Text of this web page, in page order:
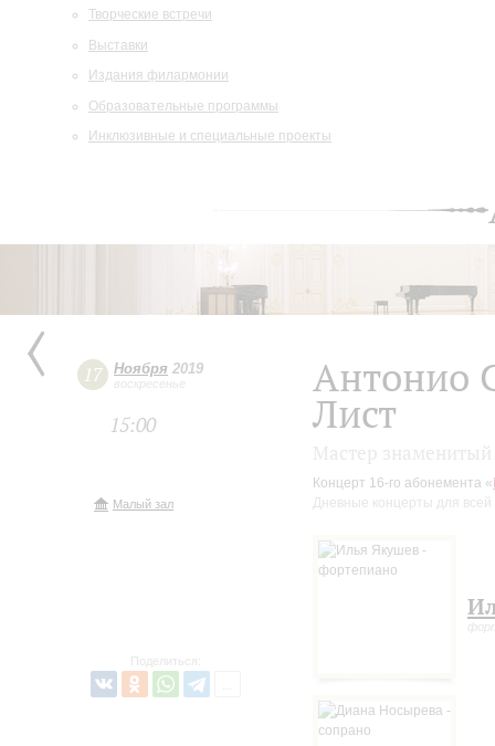
Творческие встречи
Выставки
Издания филармонии
Образовательные программы
Инклюзивные и специальные проекты
17 Ноября 2019
воскресенье
15:00
Малый зал
Поделиться:
Антонио
Лист
Концерт 16-го абонемента «
Дневные концерты для всей